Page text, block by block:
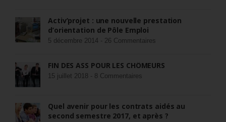
Activ’projet : une nouvelle prestation
d’orientation de Pôle Emploi
5 décembre 2014 - 26 Commentaires
FIN DES ASS POUR LES CHÔMEURS
15 juillet 2018 - 8 Commentaires
Quel avenir pour les contrats aidés au
second semestre 2017, et après ?